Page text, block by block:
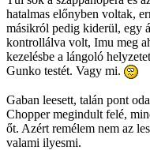
hatalmas előnyben voltak,
másikról pedig kiderül, egy
kontrollálva volt, Imu meg
kezelésbe a lángoló
Gunko testét. Vagy mi.
Gaban leesett, talán pont
Chopper megindult felé,
őt. Azért remélem nem az
valami ilyesmi.